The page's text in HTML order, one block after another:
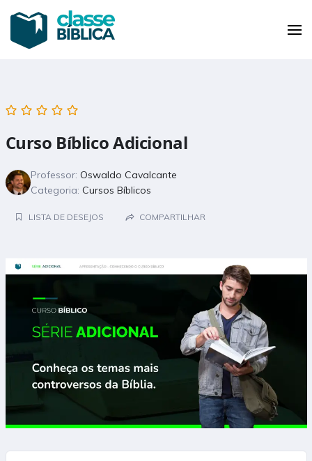
Pular
Enter)
Sua plataforma de educação bíblica
Curso Bíblico Adicional
Professor: Oswaldo Cavalcante
Categoria: Cursos Bíblicos
LISTA DE DESEJOS COMPARTILHAR